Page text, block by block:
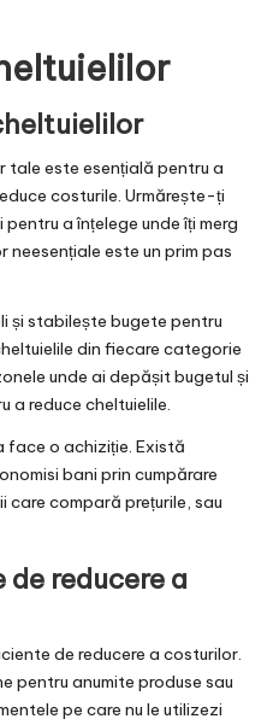
tale este esențială pentru a
costurile. Urmărește-ți
a înțelege unde îți merg
este un prim pas
și stabilește bugete pentru
din fiecare categorie
unde ai depășit bugetul și
a reduce cheltuielile.
face o achiziție. Există
bani prin cumpărare
compară prețurile, sau
reducere a
de reducere a costurilor.
pentru anumite produse sau
pe care nu le utilizezi